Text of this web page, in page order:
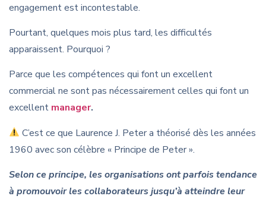
engagement est incontestable.
Pourtant, quelques mois plus tard, les difficultés
apparaissent. Pourquoi ?
Parce que les compétences qui font un excellent
commercial ne sont pas nécessairement celles qui font un
excellent manager.
C’est ce que Laurence J. Peter a théorisé dès les années
1960 avec son célèbre « Principe de Peter ».
Selon ce principe, les organisations ont parfois tendance
à promouvoir les collaborateurs jusqu’à atteindre leur